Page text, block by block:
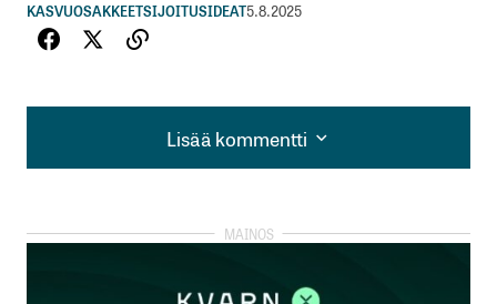
KASVUOSAKKEETSIJOITUSIDEAT5.8.2025
Lisää kommentti
Lisää kommentti
kirjautua
rekisteröityä